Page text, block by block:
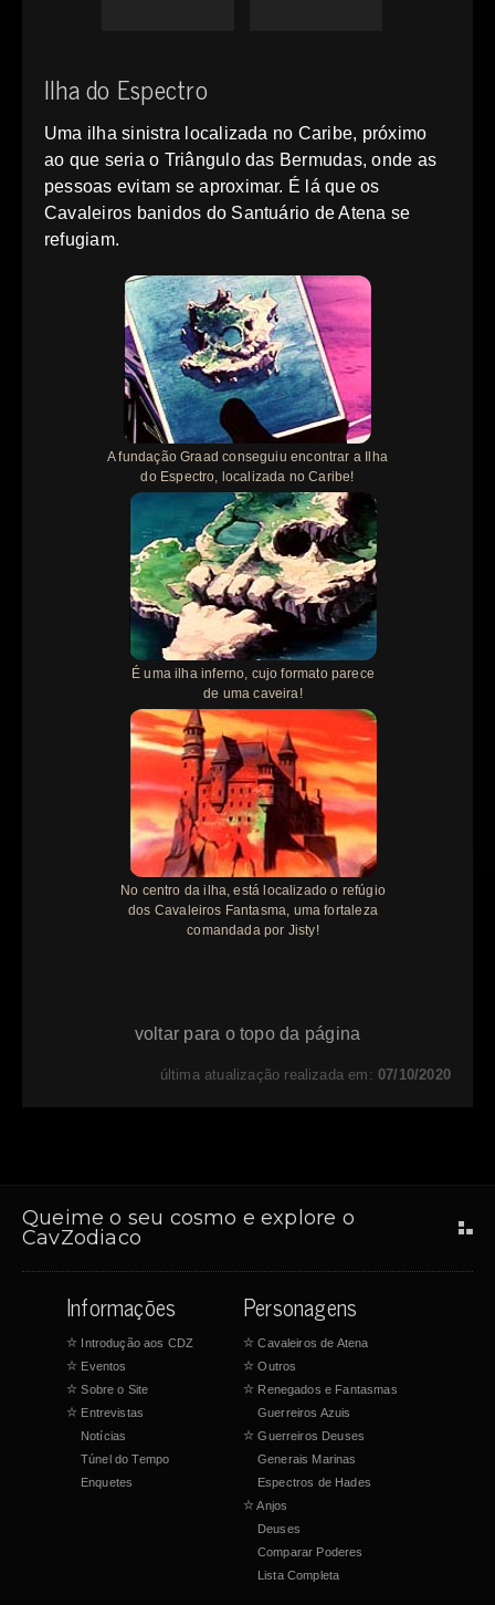
Ilha do Espectro
Uma ilha sinistra localizada no Caribe, próximo
ao que seria o Triângulo das Bermudas, onde as
pessoas evitam se aproximar. É lá que os
Cavaleiros banidos do Santuário de Atena se
refugiam.
A fundação Graad conseguiu encontrar a Ilha
do Espectro, localizada no Caribe!
É uma ilha inferno, cujo formato parece
de uma caveira!
No centro da ilha, está localizado o refúgio
dos Cavaleiros Fantasma, uma fortaleza
comandada por Jisty!
voltar para o topo da página
última atualização realizada em:07/10/2020
Queime o seu cosmo e explore o
CavZodiaco
Informações
☆ Introdução aos CDZ
☆ Eventos
☆ Sobre o Site
☆ Entrevistas
Notícias
Túnel do Tempo
Enquetes
Personagens
☆ Cavaleiros de Atena
☆ Outros
☆ Renegados e Fantasmas
Guerreiros Azuis
☆ Guerreiros Deuses
Generais Marinas
Espectros de Hades
☆Anjos
Deuses
Comparar Poderes
Lista Completa